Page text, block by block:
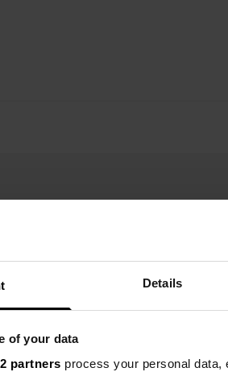
Details
of your data
partners process your personal
vous
est
mai 2022
pelouse. belle